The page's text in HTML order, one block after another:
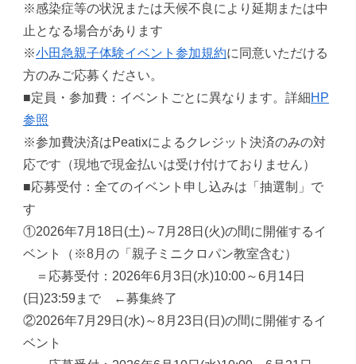
※感染症等の状況または天候不良により延期または中
止となる場合があります
※小田急親子体験イベント参加規約に同意いただける
方のみご応募ください。
■定員・参加費：イベントごとに異なります。詳細HP
参照
※参加費決済はPeatixによるクレジット決済のみの対
応です（現地で現金払いは受け付けておりません）
■応募受付：全てのイベント申し込みは「抽選制」で
す
①2026年7月18日(土)～7月28日(火)の間に開催するイ
ベント（※8月の「親子ミニクロパン教室含む）
＝応募受付：2026年6月3日(水)10:00～6月14日
(日)23:59まで ←募集終了
②2026年7月29日(水)～8月23日(日)の間に開催するイ
ベント